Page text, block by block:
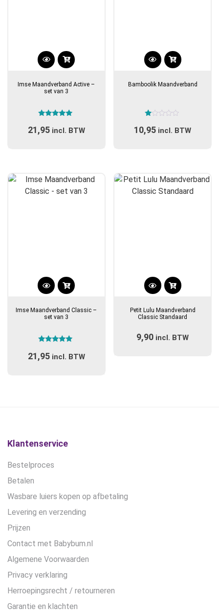
Dit
heeft
variaties.
optie
op
de
Imse Maandverband Active –
set van 3
5.00
uit 5
21,95 incl. BTW
Dit
heeft
variaties.
optie
op
de
Bamboolik Maandverband
1.00
uit
10,95 incl. BTW
Dit
heeft
variaties.
optie
Imse Maandverband Classic –
set van 3
5.00
uit 5
21,95 incl. BTW
Dit
heeft
variaties.
Petit Lulu Maandverband
Classic Standaard
9,90 incl. BTW
Klantenservice
Bestelproces
Betalen
Wasbare luiers kopen op afbetaling
Levering en verzending
Prijzen
Contact met Babybum.nl
Algemene Voorwaarden
Privacy verklaring
Herroepingsrecht / retourneren
Garantie en klachten